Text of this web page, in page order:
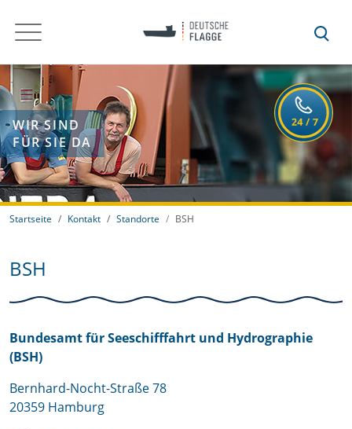
WIR SIND
FÜR SIE DA
Startseite Kontakt Standorte BSH
BSH
Bundesamt für Seeschifffahrt und Hydrographie
(BSH)
Bernhard-Nocht-Straße 78
20359 Hamburg